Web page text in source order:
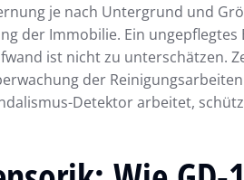
je nach Untergrund und
der Immobilie. Ein
ist nicht zu unterschätzen.
der
Detektor arbeitet,